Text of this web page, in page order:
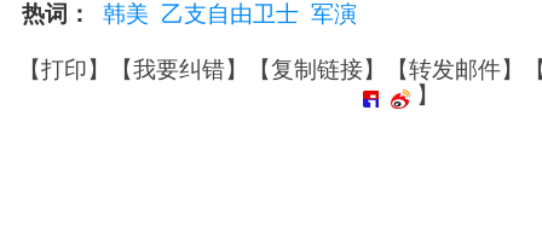
热词： 韩美 乙支自由卫士 军演
【打印】【我要纠错】【复制链接】【转发邮件】
】